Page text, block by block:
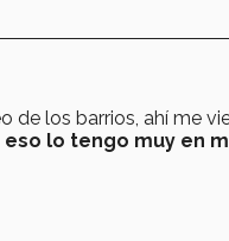
de los barrios, ahí me
lo tengo muy en